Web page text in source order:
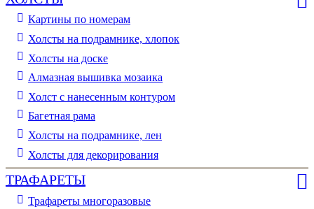
Картины по номерам
Холсты на подрамнике, хлопок
Холсты на доске
Алмазная вышивка мозаика
Холст с нанесенным контуром
Багетная рама
Холсты на подрамнике, лен
Холсты для декорирования
ТРАФАРЕТЫ
Трафареты многоразовые